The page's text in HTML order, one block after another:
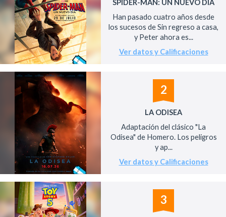
SPIDER-MAN: UN NUEVO DÍA
Han pasado cuatro años desde
los sucesos de Sin regreso a casa,
y Peter ahora es...
Ver datos y Calificaciones
2
LA ODISEA
Adaptación del clásico "La
Odisea" de Homero. Los peligros
y ap...
Ver datos y Calificaciones
3